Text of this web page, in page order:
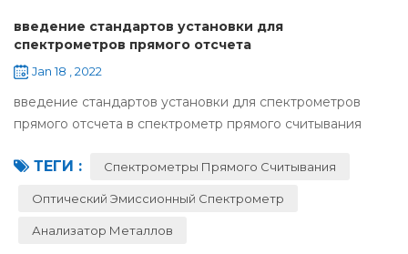
введение стандартов установки для
спектрометров прямого отсчета
Jan 18 , 2022
введение стандартов установки для спектрометров
прямого отсчета в спектрометр прямого считывания
оператор должен овладеть соответствующим опытом
ТЕГИ : Спектрометры Прямого Считывания
Оптический Эмиссионный Спектрометр
Анализатор Металлов